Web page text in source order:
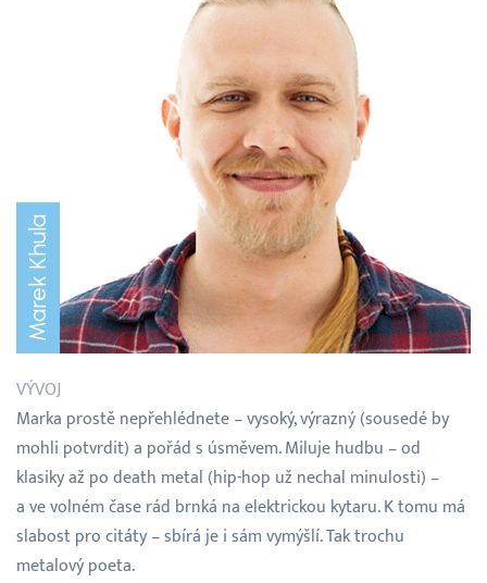
Marek Khula
VÝVOJ
Marka prostě nepřehlédnete – vysoký, výrazný (sousedé by
mohli potvrdit) a pořád s úsměvem. Miluje hudbu – od
klasiky až po death metal (hip-hop už nechal minulosti) –
a ve volném čase rád brnká na elektrickou kytaru. K tomu má
slabost pro citáty – sbírá je i sám vymýšlí. Tak trochu
metalový poeta.